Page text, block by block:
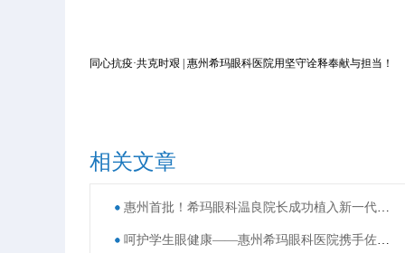
同心抗疫·共克时艰 | 惠州希玛眼科医院用坚守诠释奉献与担当！
相关文章
惠州首批！希玛眼科温良院长成功植入新一代老视矫正型人工晶体
呵护学生眼健康——惠州希玛眼科医院携手佐坑小学、禾多小学开展第7个全国近视防控宣传教育月系列活动